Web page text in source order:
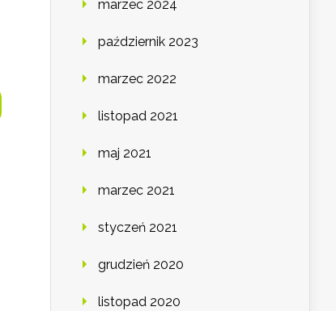
marzec 2024
październik 2023
marzec 2022
listopad 2021
maj 2021
marzec 2021
styczeń 2021
grudzień 2020
listopad 2020